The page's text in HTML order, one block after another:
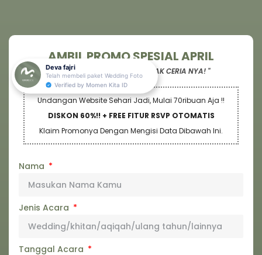
AMBIL PROMO SPESIAL APRIL
" BANYAK PROMO NYA, BANYAK CERIA NYA! "
Undangan Website Sehari Jadi, Mulai 70ribuan Aja !!
DISKON 60%!! + FREE FITUR RSVP OTOMATIS
Klaim Promonya Dengan Mengisi Data Dibawah Ini.
Nama
Jenis Acara
Tanggal Acara
Deva fajri
Telah membeli paket Wedding Foto
Verified by Momen Kita ID